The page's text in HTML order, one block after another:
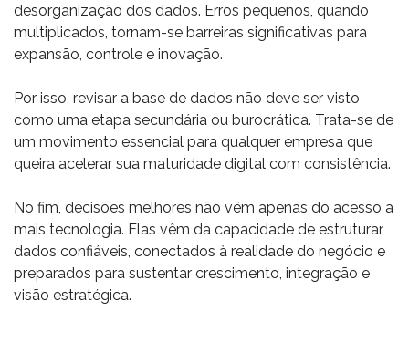
desorganização dos dados. Erros pequenos, quando
multiplicados, tornam-se barreiras significativas para
expansão, controle e inovação.
Por isso, revisar a base de dados não deve ser visto
como uma etapa secundária ou burocrática. Trata-se de
um movimento essencial para qualquer empresa que
queira acelerar sua maturidade digital com consistência.
No fim, decisões melhores não vêm apenas do acesso a
mais tecnologia. Elas vêm da capacidade de estruturar
dados confiáveis, conectados à realidade do negócio e
preparados para sustentar crescimento, integração e
visão estratégica.